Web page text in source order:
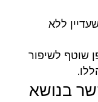
ללא
שוטף לשיפור
בנושא